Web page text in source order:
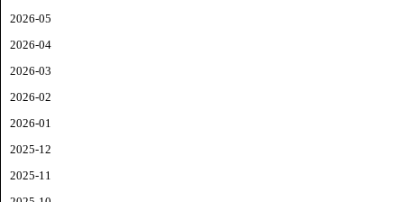
2026-05
2026-04
2026-03
2026-02
2026-01
2025-12
2025-11